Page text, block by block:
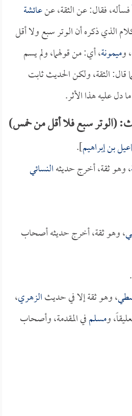
فسأله، فقال: عن الثقة، عنعائشة
الذي ذكره أن الوتر سبع ولا أقل
، وميمونة، أي: من قولهما، ولم يسم
قال: الثقة، ولكن الحديث ثابت
دل عليه هذا الأثر.
(الوتر سبع فلا أقل من خمس)
بن إبراهيم].
، وهو ثقة، أخرج حديثهالنسائي
، وهو ثقة، أخرج حديثه أصحاب
، وهو ثقة إلا في حديثالزهري،
ومسلمفي المقدمة، وأصحاب